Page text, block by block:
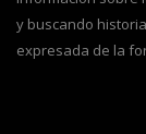
y buscando
expresada de la